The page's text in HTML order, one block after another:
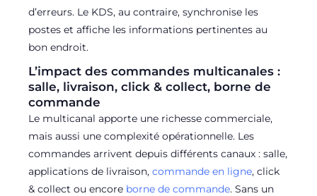
d’erreurs. Le KDS, au contraire, synchronise les
postes et affiche les informations pertinentes au
bon endroit.
L’impact des commandes multicanales :
salle, livraison, click & collect, borne de
commande
Le multicanal apporte une richesse commerciale,
mais aussi une complexité opérationnelle. Les
commandes arrivent depuis différents canaux : salle,
applications de livraison, commande en ligne, click
& collect ou encore borne de commande. Sans un